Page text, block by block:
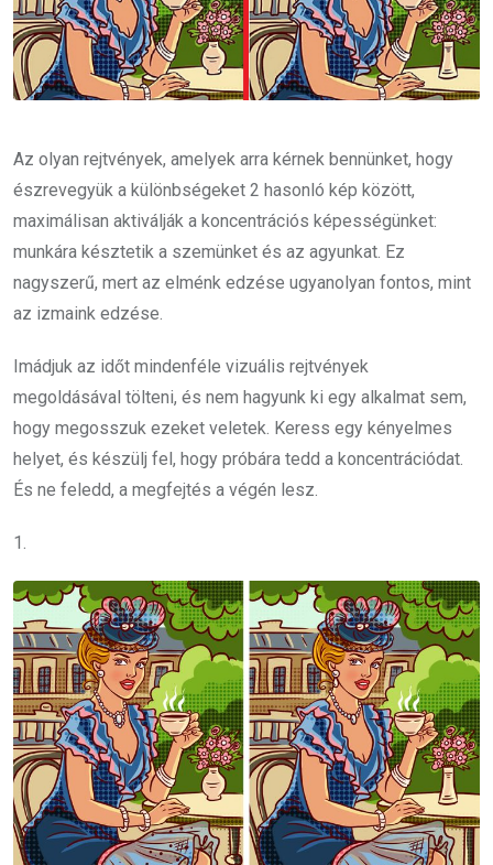
Az olyan rejtvények, amelyek arra kérnek bennünket, hogy
észrevegyük a különbségeket 2 hasonló kép között,
maximálisan aktiválják a koncentrációs képességünket:
munkára késztetik a szemünket és az agyunkat. Ez
nagyszerű, mert az elménk edzése ugyanolyan fontos, mint
az izmaink edzése.
Imádjuk az időt mindenféle vizuális rejtvények
megoldásával tölteni, és nem hagyunk ki egy alkalmat sem,
hogy megosszuk ezeket veletek. Keress egy kényelmes
helyet, és készülj fel, hogy próbára tedd a koncentrációdat.
És ne feledd, a megfejtés a végén lesz.
1.